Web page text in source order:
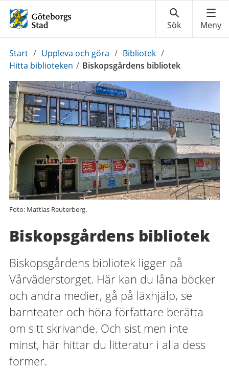
Du
är
Start / Uppleva och göra / Bibliotek /
Hitta biblioteken / Biskopsgårdens bibliotek
Foto: Mattias Reuterberg.
Biskopsgårdens bibliotek
Biskopsgårdens bibliotek ligger på
Vårväderstorget. Här kan du låna böcker
och andra medier, gå på läxhjälp, se
barnteater och höra författare berätta
om sitt skrivande. Och sist men inte
minst, här hittar du litteratur i alla dess
former.